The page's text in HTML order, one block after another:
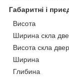
Габаритні і
Висота
Ширина скла
Висота скла
Ширина
Глибина